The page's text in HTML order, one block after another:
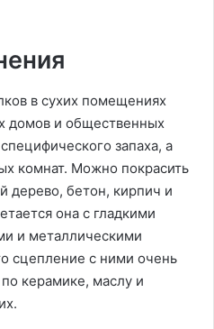
в сухих помещениях
домов и общественных
запаха, а
комнат. Можно покрасить
дерево, бетон, кирпич и
она с гладкими
и металлическими
сцепление с ними очень
керамике, маслу и